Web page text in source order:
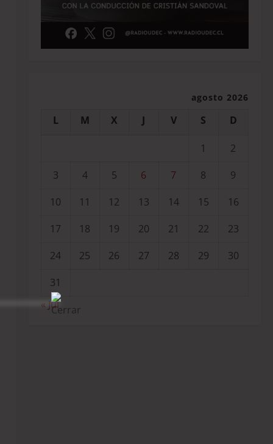
agosto 2026
L M X J V S D
1
2
3
4 5 6 7 8
9
10
11 12 13 14 15
16
17
18 19 20 21 22
23
24
25 26 27 28 29
30
31
« Jul